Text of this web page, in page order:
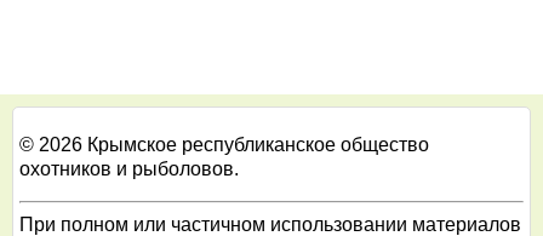
© 2026 Крымское республиканское общество
охотников и рыболовов.
При полном или частичном использовании материалов